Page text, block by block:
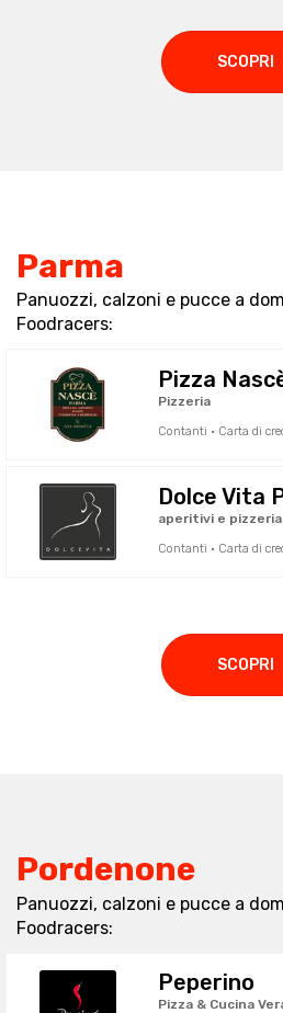
SCOPRI
Parma
Panuozzi, calzoni e pucce a
Foodracers:
Pizza
Pizzeria
Contanti · Carta di
Dolce Vita
aperitivi e pizzeria
Contanti · Carta di
SCOPRI
Pordenone
Panuozzi, calzoni e pucce a
Foodracers:
Peperino
Pizza & Cucina